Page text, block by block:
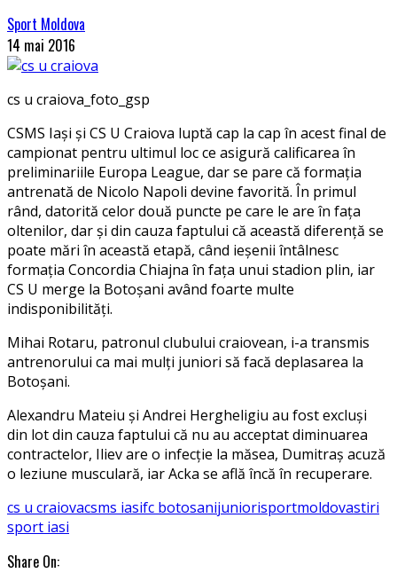
Sport Moldova
14 mai 2016
cs u craiova_foto_gsp
CSMS Iași și CS U Craiova luptă cap la cap în acest final de
campionat pentru ultimul loc ce asigură calificarea în
preliminariile Europa League, dar se pare că formația
antrenată de Nicolo Napoli devine favorită. În primul
rând, datorită celor două puncte pe care le are în fața
oltenilor, dar și din cauza faptului că această diferență se
poate mări în această etapă, când ieșenii întâlnesc
formația Concordia Chiajna în fața unui stadion plin, iar
CS U merge la Botoșani având foarte multe
indisponibilități.
Mihai Rotaru, patronul clubului craiovean, i-a transmis
antrenorului ca mai mulți juniori să facă deplasarea la
Botoșani.
Alexandru Mateiu și Andrei Hergheligiu au fost excluși
din lot din cauza faptului că nu au acceptat diminuarea
contractelor, Iliev are o infecție la măsea, Dumitraș acuză
o leziune musculară, iar Acka se află încă în recuperare.
cs u craiovacsms iasifc botosanijuniorisportmoldovastiri
sport iasi
Share On: